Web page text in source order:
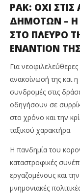
ΡΑΚ: ΟΧΙ
ΔΗΜΟΤΩΝ – Η
ΣΤΟ ΠΛΕΥΡΟ
ΕΝΑΝΤΙΟΝ ΤΗΣ
Για
ανακοίνωσή της και
συνδρομές στις
οδηγήσουν σε
στο χρόνο και την
ταξικού χαρακτήρα.
Η πανδημία του
καταστροφικές
εργαζομένους και
μνημονιακές